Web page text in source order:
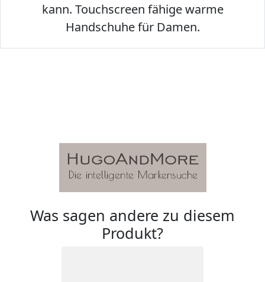
kann. Touchscreen fähige warme
Handschuhe für Damen.
Was sagen andere zu diesem
Produkt?